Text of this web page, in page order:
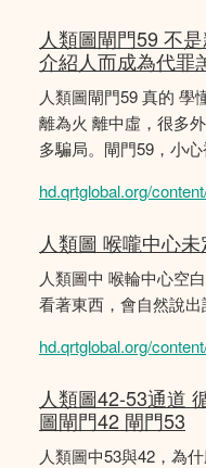
人類圖閘門59 不
介紹人而成為代罪
人類圖閘門59 真的 學
離為火 離中虛，很多
多騙局。閘門59，小心
hd.qrtglobal.org/
人類圖 喉嚨中心
人類圖中 喉輪中心空
看著東西，會自然說出
hd.qrtglobal.org/
人類圖42-53通道
圖閘門42 閘門53
人類圖中53與42，為